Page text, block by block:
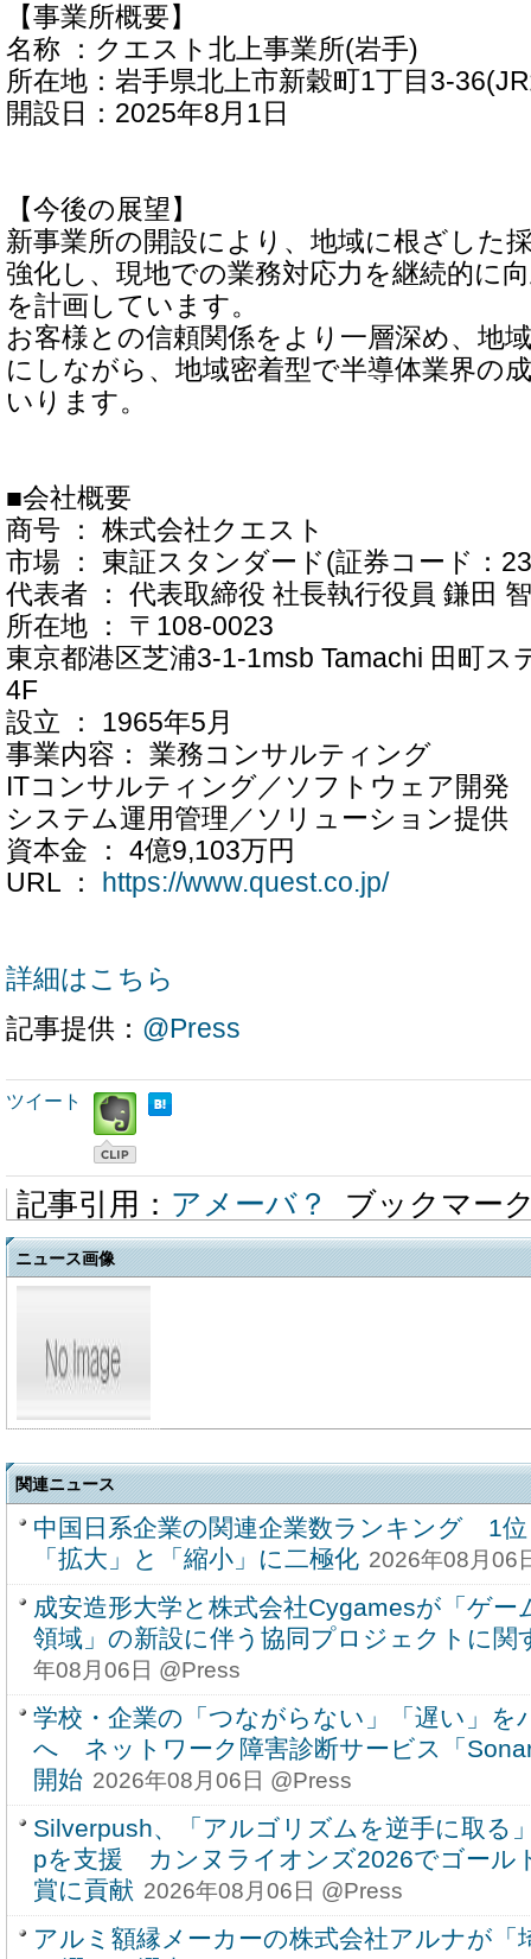
【事業所概要】
名称 ：クエスト北上事業所(岩手)
所在地：岩手県北上市新穀町1丁目3-
開設日：2025年8月1日
【今後の展望】
新事業所の開設により、地域に根ざした
強化し、現地での業務対応力を継続的に
を計画しています。
お客様との信頼関係をより一層深め、地
にしながら、地域密着型で半導体業界の
いります。
■会社概要
商号 ： 株式会社クエスト
市場 ： 東証スタンダード(証券コード：
代表者 ： 代表取締役 社長執行役員 鎌田 智
所在地 ： 〒108-0023
東京都港区芝浦3-1-1msb Tamachi 田町ス
4F
設立 ： 1965年5月
事業内容： 業務コンサルティング
ITコンサルティング／ソフトウェア開発
システム運用管理／ソリューション提供
資本金 ： 4億9,103万円
URL ：
https://www.quest.co.jp/
詳細はこちら
記事提供： @Press
ツイート
記事引用： アメーバ？ ブックマー
ニュース画像
関連ニュース
中国日系企業の関連企業数ランキング 1
「拡大」と「縮小」に二極化 2026年08月06
成安造形大学と株式会社Cygamesが「ゲ
領域」の新設に伴う協同プロジェクトに関
年08月06日 @Press
学校・企業の「つながらない」「遅い」を
へ ネットワーク障害診断サービス「
開始 2026年08月06日 @Press
Silverpush、「アルゴリズムを逆手に取る
pを支援 カンヌライオンズ2026でゴール
賞に貢献 2026年08月06日 @Press
アルミ額縁メーカーの株式会社アルナが「